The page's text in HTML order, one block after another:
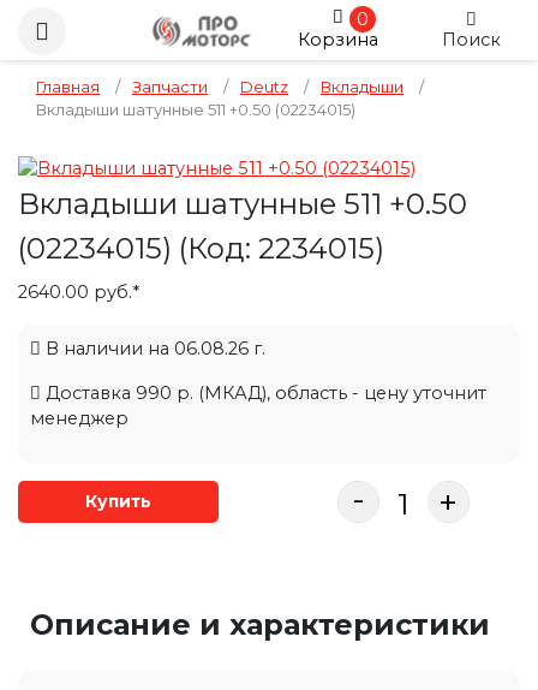
0
Корзина
Поиск
Главная / Запчасти / Deutz / Вкладыши
/
Вкладыши шатунные 511 +0.50 (02234015)
Вкладыши шатунные 511 +0.50
(02234015) (Код: 2234015)
2640.00 руб.*
В наличии на 06.08.26 г.
Доставка 990 р. (МКАД), область - цену уточнит
менеджер
Купить - +
Описание и характеристики